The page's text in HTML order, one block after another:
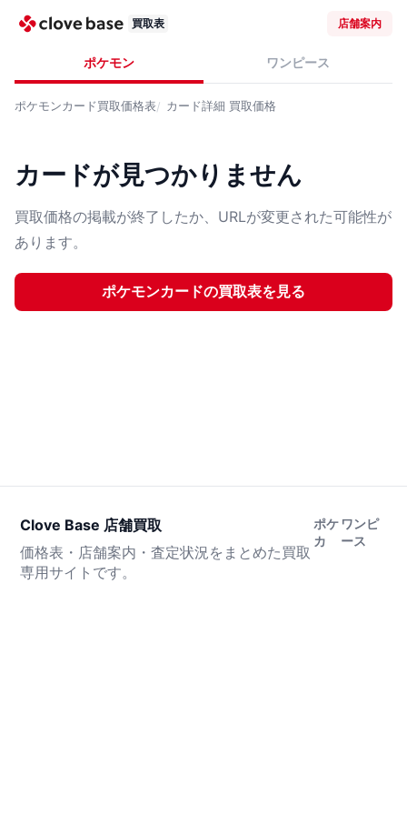
買取表 店舗案内
ポケモン ワンピース
ポケモンカード買取価格表 カード詳細 買取価格
カードが見つかりません
買取価格の掲載が終了したか、URLが変更された可能性が
あります。
ポケモンカードの買取表を見る
Clove Base 店舗買取
価格表・店舗案内・査定状況をまとめた買取
専用サイトです。
ポケ
カ
ワンピ
ース